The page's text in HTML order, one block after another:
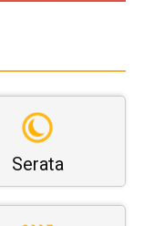
Serata